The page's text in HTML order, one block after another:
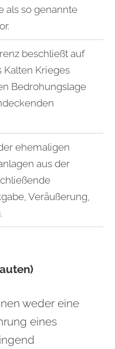
als so genannte
beschließt auf
Kalten Krieges
Bedrohungslage
ehemaligen
aus der
Veräußerung,
weder eine
eines